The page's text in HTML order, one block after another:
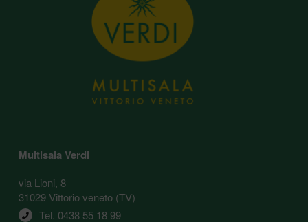
Multisala Verdi
via Lioni, 8
31029 Vittorio veneto (TV)
Tel. 0438 55 18 99